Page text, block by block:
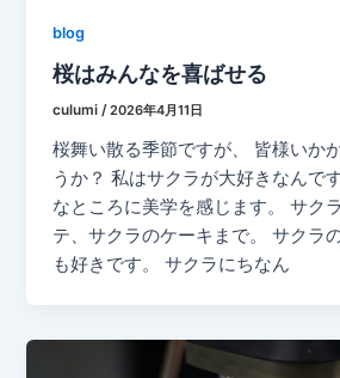
blog
桜はみんなを喜ばせる
culumi/2026年4月11日
桜舞い散る季節ですが、 皆様いか
うか？ 私はサクラが大好きなんで
なところに美学を感じます。 サク
テ、サクラのケーキまで。 サクラ
も好きです。 サクラにちなん